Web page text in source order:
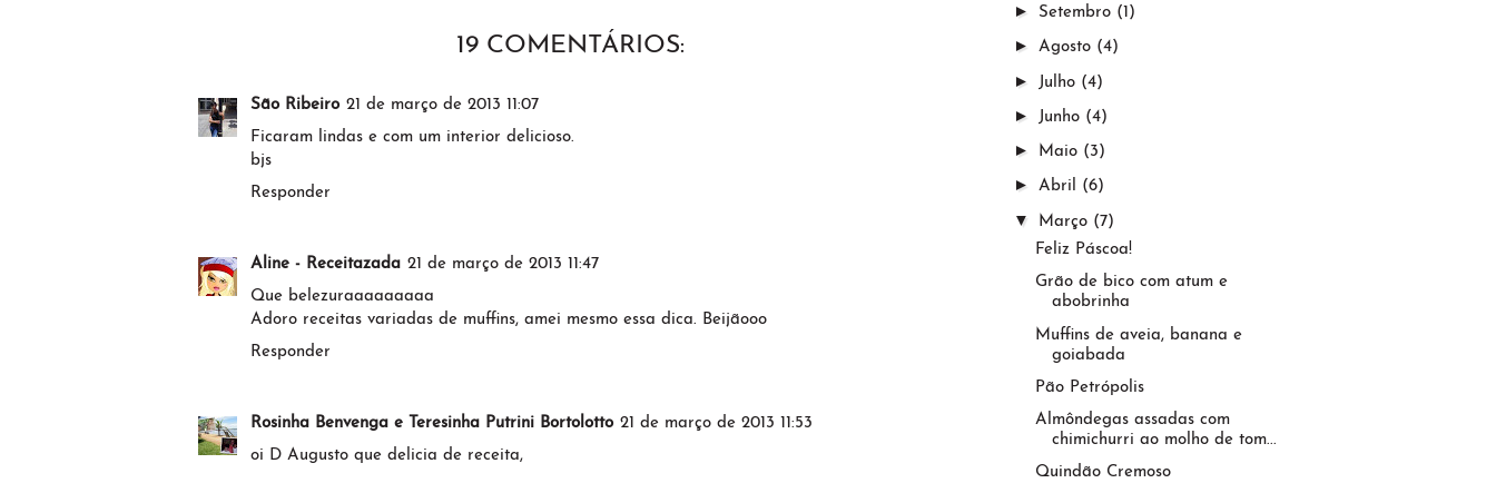
19 COMENTÁRIOS:
São Ribeiro 21 de março de 2013 11:07
Ficaram lindas e com um interior delicioso.
bjs
Responder
Aline - Receitazada 21 de março de 2013 11:47
Que belezuraaaaaaaaa
Adoro receitas variadas de muffins, amei mesmo essa dica. Beijãooo
Responder
Rosinha Benvenga e Teresinha Putrini Bortolotto 21 de março de 2013 11:53
oi D Augusto que delicia de receita,
► Setembro (1)
► Agosto (4)
► Julho (4)
► Junho (4)
► Maio (3)
► Abril (6)
▼ Março (7)
Feliz Páscoa!
Grão de bico com atum e
abobrinha
Muffins de aveia, banana e
goiabada
Pão Petrópolis
Almôndegas assadas com
chimichurri ao molho de tom...
Quindão Cremoso